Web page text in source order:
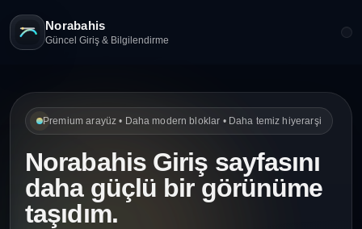
Norabahis
Güncel Giriş & Bilgilendirme
Premium arayüz • Daha modern bloklar • Daha temiz hiyerarşi
Norabahis Giriş sayfasını
daha güçlü bir görünüme
taşıdım.